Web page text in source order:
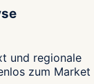
und regionale
zum Market